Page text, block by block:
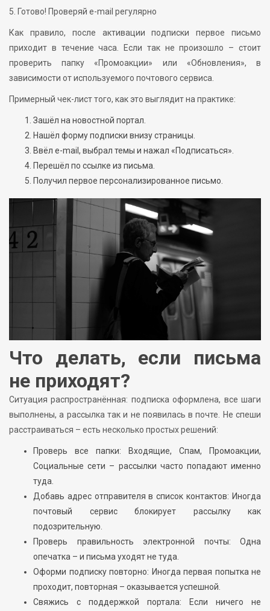
5. Готово! Проверяй e-mail регулярно
Как правило, после активации подписки первое письмо
приходит в течение часа. Если так не произошло – стоит
проверить папку «Промоакции» или «Обновления», в
зависимости от используемого почтового сервиса.
Примерный чек-лист того, как это выглядит на практике:
Зашёл на новостной портал.
Нашёл форму подписки внизу страницы.
Ввёл e-mail, выбрал темы и нажал «Подписаться».
Перешёл по ссылке из письма.
Получил первое персонализированное письмо.
Что делать, если письма
не приходят?
Ситуация распространённая: подписка оформлена, все шаги
выполнены, а рассылка так и не появилась в почте. Не спеши
расстраиваться – есть несколько простых решений:
Проверь все папки: Входящие, Спам, Промоакции,
Социальные сети – рассылки часто попадают именно
туда.
Добавь адрес отправителя в список контактов: Иногда
почтовый сервис блокирует рассылку как
подозрительную.
Проверь правильность электронной почты: Одна
опечатка – и письма уходят не туда.
Оформи подписку повторно: Иногда первая попытка не
проходит, повторная – оказывается успешной.
Свяжись с поддержкой портала: Если ничего не